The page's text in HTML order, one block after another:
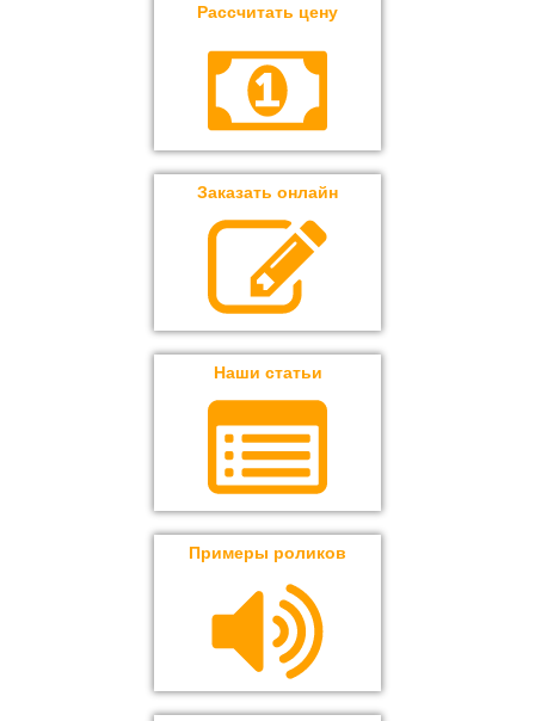
Рассчитать цену
Заказать онлайн
Наши статьи
Примеры роликов